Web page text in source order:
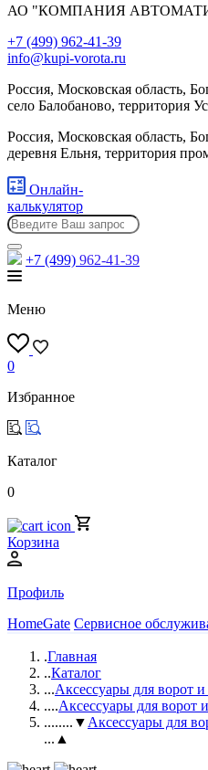
АО "КОМПАНИЯ
+7 (499) 962-41-39
info@kupi-vorota.ru
Россия, Московская область,
село Балобаново, территория
Россия, Московская область,
деревня Ельня, территория
Онлайн-
калькулятор
+7 (499) 962-41-39
Меню
0
Избранное
Каталог
0
Корзина
Профиль
HomeGate Сервисное
.Главная
..Каталог
...Аксессуары для ворот
....Аксессуары для ворот
........▼ Аксессуары для
...▲